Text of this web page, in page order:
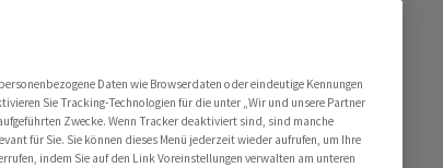
Daten wie Browserdaten oder eindeutige Kennungen
Sie Tracking-Technologien für die unter „Wir und unsere Partner
Zwecke. Wenn Tracker deaktiviert sind, sind manche
für Sie. Sie können dieses Menü jederzeit wieder aufrufen, um Ihre
indem Sie auf den Link Voreinstellungen verwalten am unteren